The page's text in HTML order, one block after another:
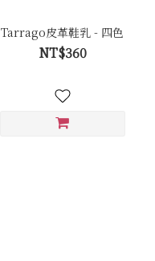
Tarrago皮革鞋乳 - 四色
NT$360